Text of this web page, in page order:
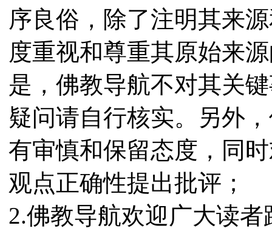
序良俗，除了注明其来
度重视和尊重其原始来
是，佛教导航不对其关
疑问请自行核实。另外
有审慎和保留态度，同
观点正确性提出批评；
2.佛教导航欢迎广大读